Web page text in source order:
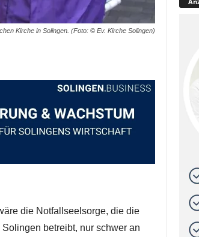
Kirche in Solingen. (Foto: © Ev. Kirche Solingen)
die Notfallseelsorge, die die
betreibt, nur schwer an